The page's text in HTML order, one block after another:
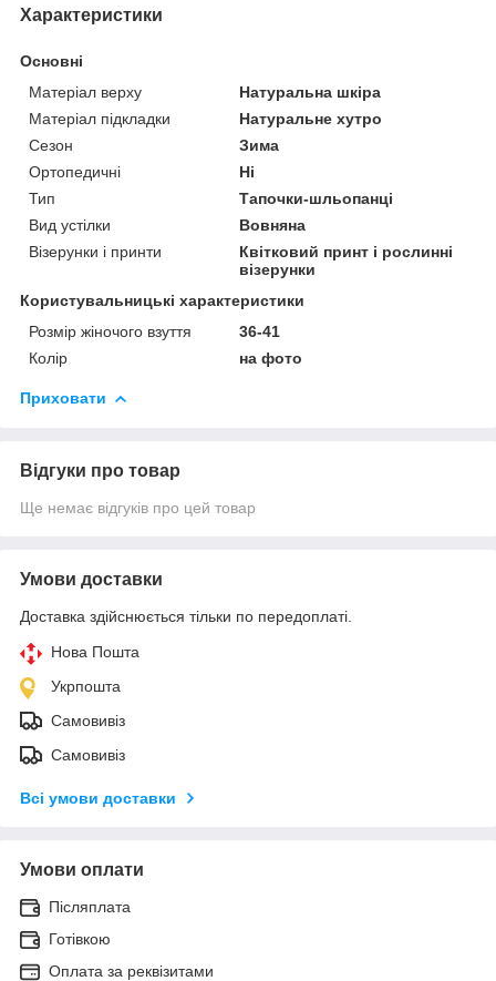
Характеристики
Основні
Матеріал верху
Натуральна шкіра
Матеріал підкладки
Натуральне хутро
Сезон
Зима
Ортопедичні
Ні
Тип
Тапочки-шльопанці
Вид устілки
Вовняна
Візерунки і принти
Квітковий принт і рослинні
візерунки
Користувальницькі характеристики
Розмір жіночого взуття
36-41
Колір
на фото
Приховати
Відгуки про товар
Ще немає відгуків про цей товар
Умови доставки
Доставка здійснюється тільки по передоплаті.
Нова Пошта
Укрпошта
Самовивіз
Самовивіз
Всі умови доставки
Умови оплати
Післяплата
Готівкою
Оплата за реквізитами